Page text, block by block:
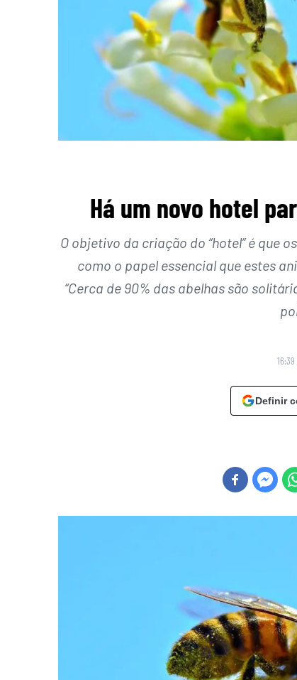
Há um novo hotel
O objetivo da criação do “hotel” é que
como o papel essencial que estes
“Cerca de 90% das abelhas são
16:39
Definir